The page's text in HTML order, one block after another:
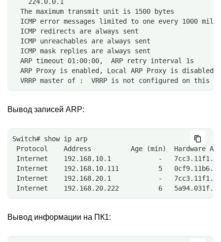
    224.0.0.1
  The maximum transmit unit is 1500 bytes
ICMP error messages limited to one every 1000
  ICMP redirects are always sent
  ICMP unreachables are always sent
  ICMP mask replies are always sent
  ARP timeout 01:00:00,  ARP retry interval 1s
  ARP Proxy is enabled, Local ARP Proxy is disabled
VRRP master of :  VRRP is not configured on this
Вывод записей ARP:
Switch# show ip arp
Protocol    Address          Age (min)  Hardware
Internet    192.168.10.1            -
Internet    192.168.10.111          5
Internet    192.168.20.1            -
Internet    192.168.20.222          6
Вывод информации на ПК1: